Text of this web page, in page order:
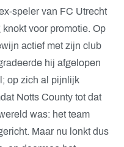
speler van FC Utrecht
voor promotie. Op
actief met zijn club
hij afgelopen
op zich al pijnlijk
Notts County tot dat
was: het team
Maar nu lonkt dus